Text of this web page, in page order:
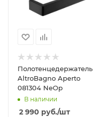
Полотенцедержатель
AltroBagno Aperto
081304 NeOp
В наличии
2 990 руб./шт